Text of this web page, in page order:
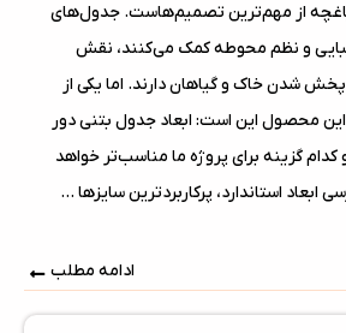
از مهم‌ترین تصمیم‌هاست. جدول‌های
و نظم محوطه کمک می‌کنند، نقش
شدن خاک و گیاهان دارند. اما یکی از
محصول این است: ابعاد جدول بتنی دور
گزینه برای پروژه ما مناسب‌تر خواهد
استاندارد، پرکاربردترین سایزها ...
ادامه مطلب